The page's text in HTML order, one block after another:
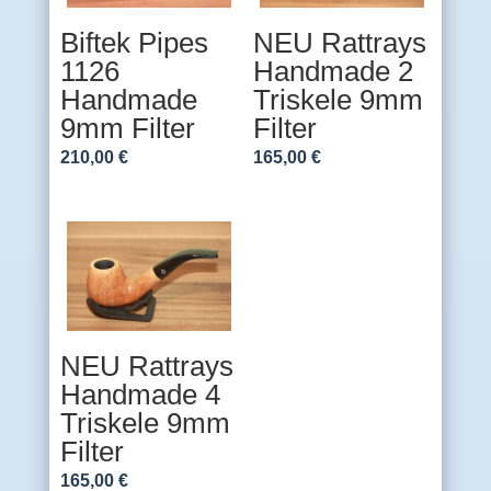
Biftek Pipes
1126
Handmade
9mm Filter
210,00 €
NEU Rattrays
Handmade 2
Triskele 9mm
Filter
165,00 €
NEU Rattrays
Handmade 4
Triskele 9mm
Filter
165,00 €